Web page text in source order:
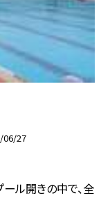
06/27
ール開きの中で、全